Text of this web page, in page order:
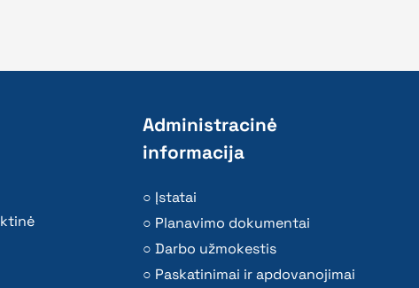
Administracinė
informacija
Įstatai
Planavimo dokumentai
Darbo užmokestis
Paskatinimai ir apdovanojimai